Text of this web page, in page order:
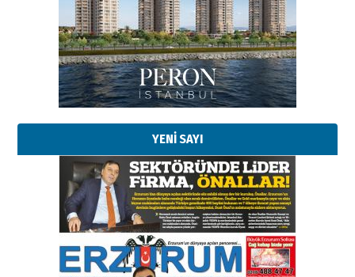
YENİ SAYI
Başkan Sekmen’den Erzurum’a
bir vizyon proje daha!
02 Ağustos 2026 Pazar
Kadir SABUNCUOĞLU
Erzurumspor’un köşe taşları
29 Haziran 2026 Pazartesi
Kenan GÜLERCİ
Murat Şahsuvaroğlu ERKON’da
çıtayı yukarı taşırken,
yönetimdekiler aşağı
çekmemeli!
17 Şubat 2026 SalıOrhan BOZKURT
Bir fotoğraf, bir şehir, bir
gazeteci… Dizginler kimin
elinde?